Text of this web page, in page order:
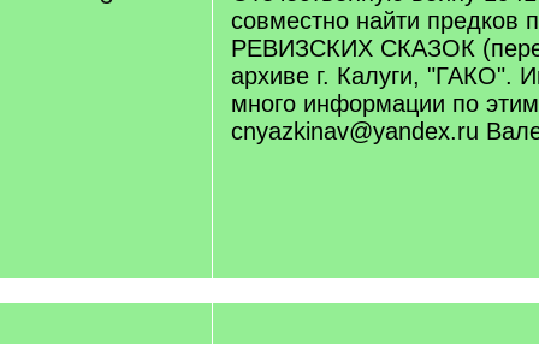
совместно найти предков
РЕВИЗСКИХ СКАЗОК
архиве г. Калуги, "ГАКО".
много информации по
cnyazkinav@yandex.ru